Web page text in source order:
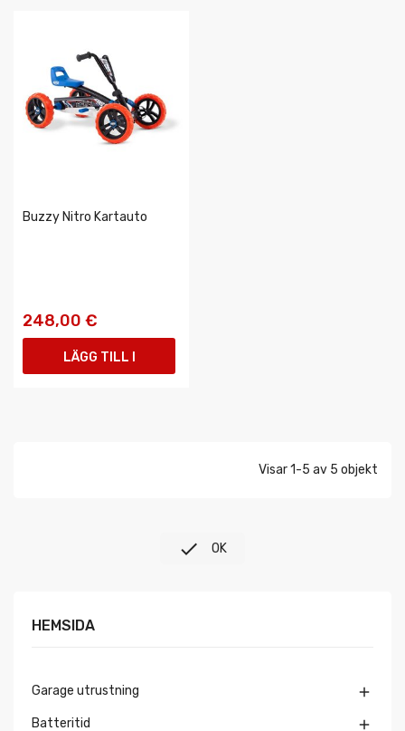
Buzzy Nitro Kartauto
248,00 €
LÄGG TILL I
Visar 1-5 av 5 objekt
 OK
HEMSIDA
Garage utrustning 
Batteritid 